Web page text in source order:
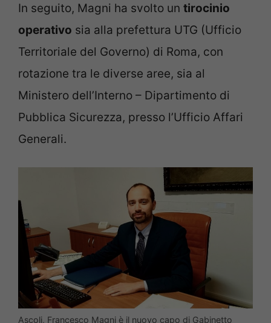
In seguito, Magni ha svolto un tirocinio
operativo sia alla prefettura UTG (Ufficio
Territoriale del Governo) di Roma, con
rotazione tra le diverse aree, sia al
Ministero dell’Interno – Dipartimento di
Pubblica Sicurezza, presso l’Ufficio Affari
Generali.
Ascoli, Francesco Magni è il nuovo capo di Gabinetto